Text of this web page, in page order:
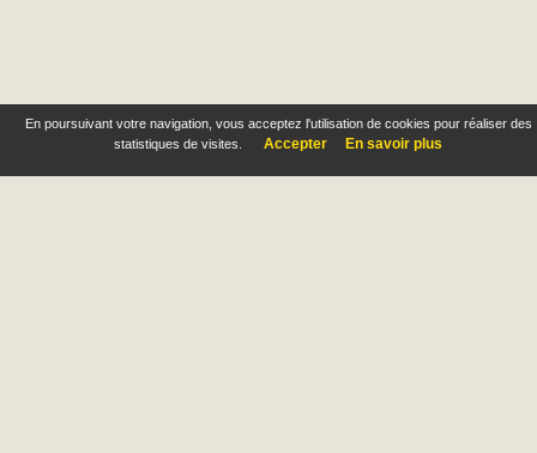
En poursuivant votre navigation, vous acceptez l'utilisation de cookies pour réaliser des
statistiques de visites.
Accepter En savoir plus